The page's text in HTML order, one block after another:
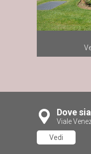
Dove
Viale
Vedi